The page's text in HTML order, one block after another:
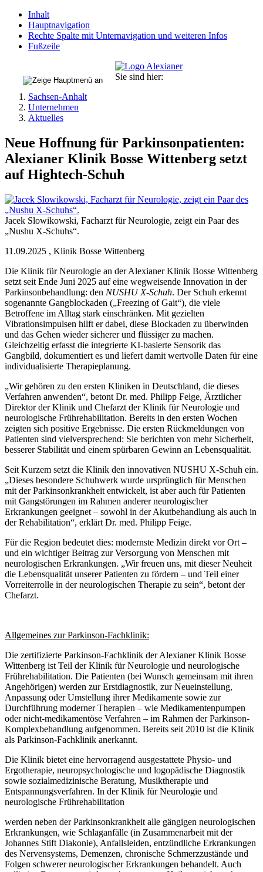
Inhalt
Hauptnavigation
Rechte Spalte mit Unternavigation und weiteren Infos
Fußzeile
Sie sind hier:
Sachsen-Anhalt
Unternehmen
Aktuelles
Neue Hoffnung für Parkinsonpatienten:
Alexianer Klinik Bosse Wittenberg setzt
auf Hightech-Schuh
Jacek Slowikowski, Facharzt für Neurologie, zeigt ein Paar des
„Nushu X-Schuhs“.
11.09.2025 , Klinik Bosse Wittenberg
Die Klinik für Neurologie an der Alexianer Klinik Bosse Wittenberg
setzt seit Ende Juni 2025 auf eine wegweisende Innovation in der
Parkinsonbehandlung: den NUSHU X-Schuh. Der Schuh erkennt
sogenannte Gangblockaden („Freezing of Gait“), die viele
Betroffene im Alltag stark einschränken. Mit gezielten
Vibrationsimpulsen hilft er dabei, diese Blockaden zu überwinden
und das Gehen wieder sicherer und flüssiger zu machen.
Gleichzeitig erfasst die integrierte KI-basierte Sensorik das
Gangbild, dokumentiert es und liefert damit wertvolle Daten für eine
individualisierte Therapieplanung.
„Wir gehören zu den ersten Kliniken in Deutschland, die dieses
Verfahren anwenden“, betont Dr. med. Philipp Feige, Ärztlicher
Direktor der Klinik und Chefarzt der Klinik für Neurologie und
neurologische Frührehabilitation. Bereits in den ersten Wochen
zeigten sich positive Ergebnisse. Die ersten Rückmeldungen von
Patienten sind vielversprechend: Sie berichten von mehr Sicherheit,
besserer Stabilität und einem spürbaren Gewinn an Lebensqualität.
Seit Kurzem setzt die Klinik den innovativen NUSHU X-Schuh ein.
„Dieses besondere Schuhwerk wurde ursprünglich für Menschen
mit der Parkinsonkrankheit entwickelt, ist aber auch für Patienten
mit Gangstörungen im Rahmen anderer neurologischer
Erkrankungen geeignet – sowohl in der Akutbehandlung als auch in
der Rehabilitation“, erklärt Dr. med. Philipp Feige.
Für die Region bedeutet dies: modernste Medizin direkt vor Ort –
und ein wichtiger Beitrag zur Versorgung von Menschen mit
neurologischen Erkrankungen. „Wir freuen uns, mit dieser Neuheit
die Lebensqualität unserer Patienten zu fördern – und Teil einer
Vorreiterrolle in der neurologischen Therapie zu sein“, betont der
Chefarzt.
Allgemeines zur Parkinson-Fachklinik:
Die zertifizierte Parkinson-Fachklinik der Alexianer Klinik Bosse
Wittenberg ist Teil der Klinik für Neurologie und neurologische
Frührehabilitation. Die Patienten (bei Wunsch gemeinsam mit ihren
Angehörigen) werden zur Erstdiagnostik, zur Neueinstellung,
Anpassung oder Umstellung ihrer Medikamente sowie zur
Durchführung moderner Therapien – wie Medikamentenpumpen
oder nicht-medikamentöse Verfahren – im Rahmen der Parkinson-
Komplexbehandlung aufgenommen. Bereits seit 2010 ist die Klinik
als Parkinson-Fachklinik anerkannt.
Die Klinik bietet eine hervorragend ausgestattete Physio- und
Ergotherapie, neuropsychologische und logopädische Diagnostik
sowie sozialmedizinische Beratung, Musiktherapie und
Entspannungsverfahren. In der Klinik für Neurologie und
neurologische Frührehabilitation
werden neben der Parkinsonkrankheit alle gängigen neurologischen
Erkrankungen, wie Schlaganfälle (in Zusammenarbeit mit der
Johannes Stift Diakonie), Anfallsleiden, entzündliche Erkrankungen
des Nervensystems, Demenzen, chronische Schmerzzustände und
Folgen schwerer neurologischer Erkrankungen behandelt. Auch